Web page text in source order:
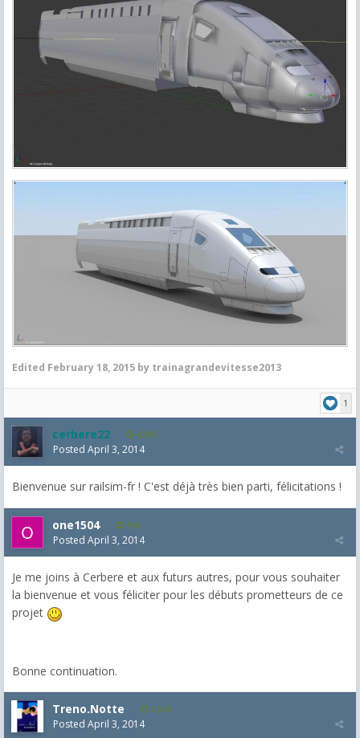
Edited February 18, 2015 by trainagrandevitesse2013
1
cerbere22 4,385
Posted April 3, 2014
Bienvenue sur railsim-fr ! C'est déjà très bien parti, félicitations !
one1504 236
Posted April 3, 2014
Je me joins à Cerbere et aux futurs autres, pour vous souhaiter
la bienvenue et vous féliciter pour les débuts prometteurs de ce
projet
Bonne continuation.
Treno.Notte 5,543
Posted April 3, 2014